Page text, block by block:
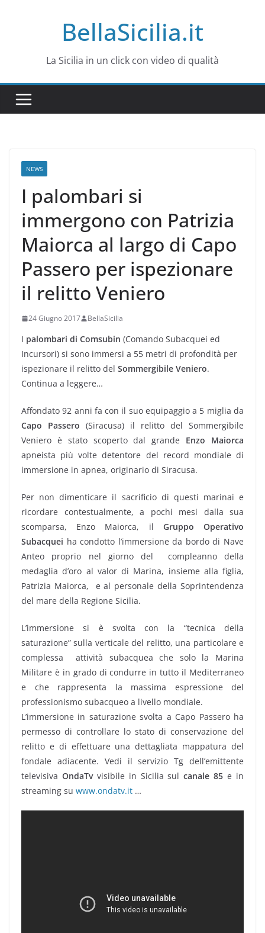
BellaSicilia.it
La Sicilia in un click con video di qualità
NEWS
I palombari si
immergono con Patrizia
Maiorca al largo di Capo
Passero per ispezionare
il relitto Veniero
24 Giugno 2017 BellaSicilia
I palombari di Comsubin (Comando Subacquei ed
Incursori) si sono immersi a 55 metri di profondità per
ispezionare il relitto del Sommergibile Veniero.
Continua a leggere…
Affondato 92 anni fa con il suo equipaggio a 5 miglia da
Capo Passero (Siracusa) il relitto del Sommergibile
Veniero è stato scoperto dal grande Enzo Maiorca
apneista più volte detentore del record mondiale di
immersione in apnea, originario di Siracusa.
Per non dimenticare il sacrificio di questi marinai e
ricordare contestualmente, a pochi mesi dalla sua
scomparsa, Enzo Maiorca, il Gruppo Operativo
Subacquei ha condotto l’immersione da bordo di Nave
Anteo proprio nel giorno del compleanno della
medaglia d’oro al valor di Marina, insieme alla figlia,
Patrizia Maiorca, e al personale della Soprintendenza
del mare della Regione Sicilia.
L’immersione si è svolta con la “tecnica della
saturazione” sulla verticale del relitto, una particolare e
complessa attività subacquea che solo la Marina
Militare è in grado di condurre in tutto il Mediterraneo
e che rappresenta la massima espressione del
professionismo subacqueo a livello mondiale.
L’immersione in saturazione svolta a Capo Passero ha
permesso di controllare lo stato di conservazione del
relitto e di effettuare una dettagliata mappatura del
fondale adiacente. Vedi il servizio Tg dell’emittente
televisiva OndaTvvisibile in Sicilia sulcanale 85 e in
streaming su www.ondatv.it …